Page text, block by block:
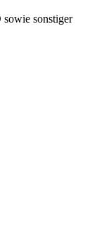
sonstiger